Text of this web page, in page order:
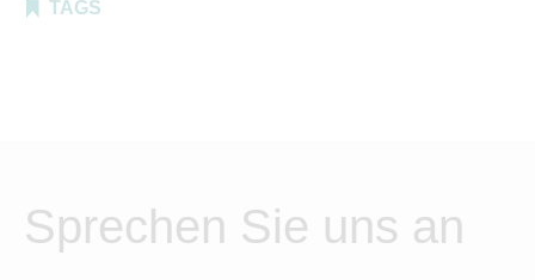
TAGS
Sprechen Sie uns an